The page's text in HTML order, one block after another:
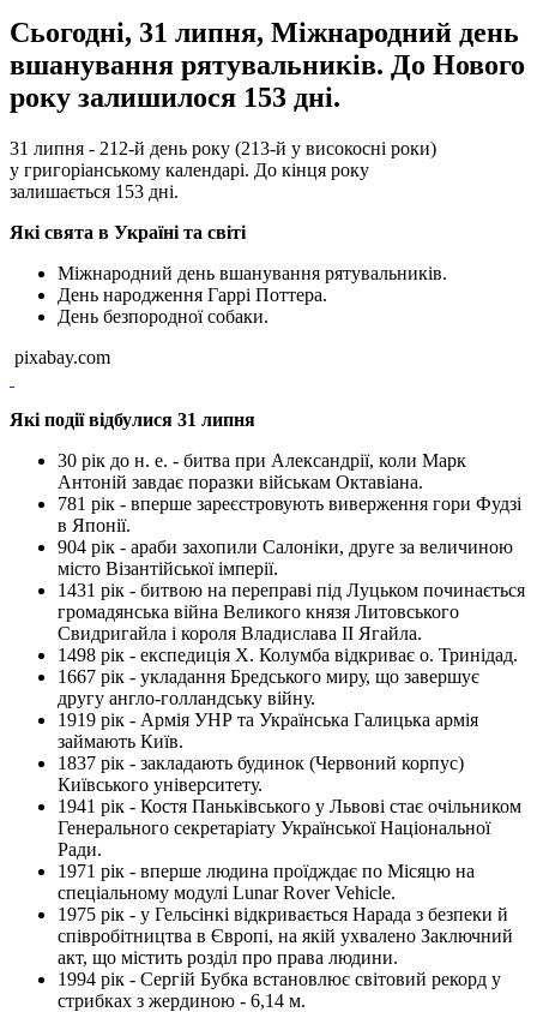
Сьогодні, 31 липня, Міжнародний день
вшанування рятувальників. До Нового
року залишилося 153 дні.
31 липня - 212-й день року (213-й у високосні роки)
у григоріанському календарі. До кінця року
залишається 153 дні.
Які свята в Україні та світі
Міжнародний день вшанування рятувальників.
День народження Гаррі Поттера.
День безпородної собаки.
pixabay.com
Які події відбулися 31 липня
30 рік до н. е. - битва при Александрії, коли Марк
Антоній завдає поразки військам Октавіана.
781 рік - вперше зареєстровують виверження гори Фудзі
в Японії.
904 рік - араби захопили Салоніки, друге за величиною
місто Візантійської імперії.
1431 рік - битвою на переправі під Луцьком починається
громадянська війна Великого князя Литовського
Свидригайла і короля Владислава ІІ Ягайла.
1498 рік - експедиція X. Колумба відкриває о. Тринідад.
1667 рік - укладання Бредського миру, що завершує
другу англо-голландську війну.
1919 рік - Армія УНР та Українська Галицька армія
займають Київ.
1837 рік - закладають будинок (Червоний корпус)
Київського університету.
1941 рік - Костя Паньківського у Львові стає очільником
Генерального секретаріату Української Національної
Ради.
1971 рік - вперше людина проїдждає по Місяцю на
спеціальному модулі Lunar Rover Vehicle.
1975 рік - у Гельсінкі відкривається Нарада з безпеки й
співробітництва в Європі, на якій ухвалено Заключний
акт, що містить розділ про права людини.
1994 рік - Сергій Бубка встановлює світовий рекорд у
стрибках з жердиною - 6,14 м.